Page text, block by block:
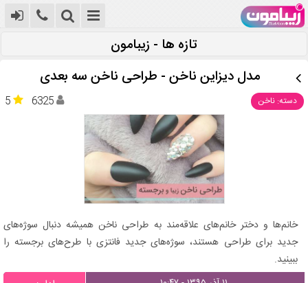
تازه ها - زیبامون
مدل دیزاین ناخن - طراحی ناخن سه بعدی
دسته: ناخن 5 6325
خانم‌ها و دختر خانم‌های علاقه‌مند به طراحی ناخن همیشه دنبال سوژه‌های
جدید برای طراحی هستند، سوژه‌های جدید فانتزی با طرح‌های برجسته را
ببینید.